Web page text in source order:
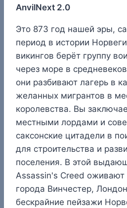
AnvilNext 2.0
Это 873 год нашей эры,
период в истории
викингов берёт группу
через море в
они разбивают лагерь в
желанных мигрантов в
королевства. Вы
местными лордами и
саксонские цитадели в
для строительства и
поселения. В этой
Assassin's Creed оживают
города Винчестер,
бескрайние пейзажи